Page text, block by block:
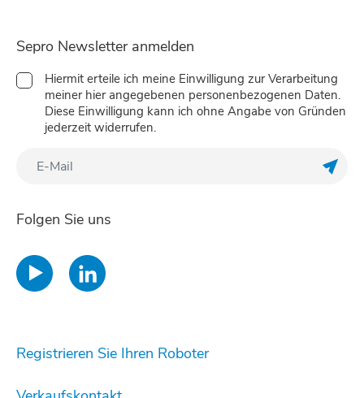
Sepro Newsletter anmelden
Hiermit erteile ich meine Einwilligung zur Verarbeitung
meiner hier angegebenen personenbezogenen Daten.
Diese Einwilligung kann ich ohne Angabe von Gründen
jederzeit widerrufen.
Folgen Sie uns
Registrieren Sie Ihren Roboter